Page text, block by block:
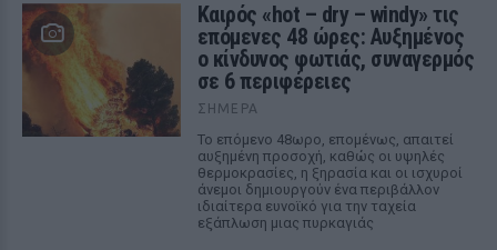
Καιρός «hot – dry – windy» τις
επόμενες 48 ώρες: Αυξημένος
ο κίνδυνος φωτιάς, συναγερμός
σε 6 περιφέρειες
ΣΉΜΕΡΑ
Το επόμενο 48ωρο, επομένως, απαιτεί
αυξημένη προσοχή, καθώς οι υψηλές
θερμοκρασίες, η ξηρασία και οι ισχυροί
άνεμοι δημιουργούν ένα περιβάλλον
ιδιαίτερα ευνοϊκό για την ταχεία
εξάπλωση μιας πυρκαγιάς